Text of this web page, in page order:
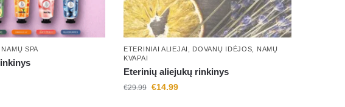
NAMŲ SPA ETERINIAI ALIEJAI DOVANŲ IDĖJOS
NAMŲ
KVAPAI
Eterinių aliejukų rinkinys
€29.99 €14.99